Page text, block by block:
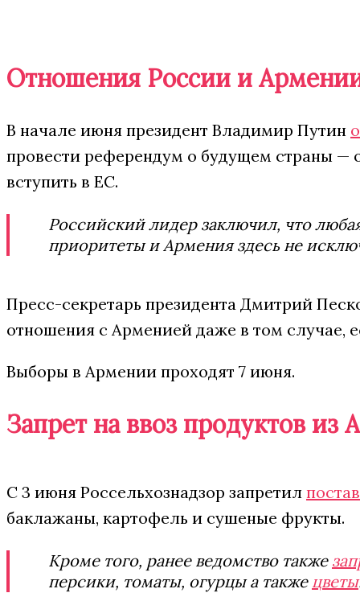
Отношения России и
В начале июня президент Владимир Путин
провести референдум о будущем страны —
вступить в ЕС.
Российский лидер заключил, что
приоритеты и Армения здесь не
Пресс-секретарь президента Дмитрий
отношения с Арменией даже в том случае,
Выборы в Армении проходят 7 июня.
Запрет на ввоз продуктов
С 3 июня Россельхознадзор запретил
баклажаны, картофель и сушеные фрукты.
Кроме того, ранее ведомство также
персики, томаты, огурцы а также цветы